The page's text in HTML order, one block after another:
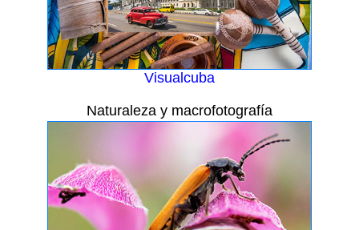
Visualcuba
Naturaleza y macrofotografía